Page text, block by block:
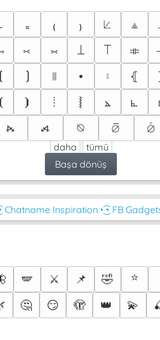
₌ ₍ ₎ ⟀ ⟁
⟖ ⟗ ⟘ ⟙ ⟚
⟮ ⟯ ⦀ ⦁ ⦂ ⦃
⦗ ⦘ ⦙ ⦚ ⦛ ⦜
⦮ ⦯ ⦰ ⦱ ⦲
daha
tümü
Başa dönüş
Chatname Inspiration ◔͜͡◔ FB
🪽 ⚔️ 📌 🤣 ⭐
🤔 😏 🫣 👑 💫